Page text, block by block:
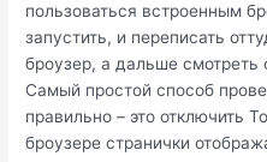
пользоваться встроенным
запустить, и переписать
броузер, а дальше смотреть
Самый простой способ
правильно – это отключить
броузере странички